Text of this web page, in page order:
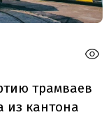
трамваев
из кантона